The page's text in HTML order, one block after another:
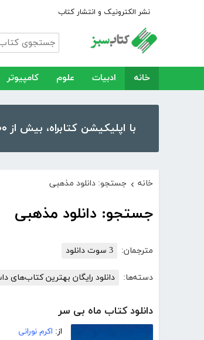
نشر الکترونیک و انتشار کتاب
خانه ادبیات علوم کامپیوتر
با اپلیکیشن کتابراه، بیش از ۵۰،۰۰۰ کتاب، کتاب صوتی و رمان را در موبایل و تبلت خود داشته باشید!
خانه › جستجو: دانلود مذهبی
جستجو: دانلود مذهبی
مترجمان: 3 سوت دانلود
دسته‌ها: دانلود رایگان بهترین کتاب‌های
دانلود کتاب ماه بی سر
از: اکرم نورانی